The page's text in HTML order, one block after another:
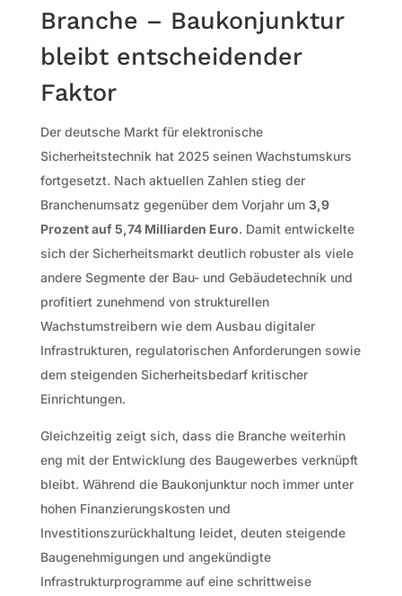
Branche – Baukonjunktur
bleibt entscheidender
Faktor
Der deutsche Markt für elektronische
Sicherheitstechnik hat 2025 seinen Wachstumskurs
fortgesetzt. Nach aktuellen Zahlen stieg der
Branchenumsatz gegenüber dem Vorjahr um 3,9
Prozent auf 5,74 Milliarden Euro. Damit entwickelte
sich der Sicherheitsmarkt deutlich robuster als viele
andere Segmente der Bau- und Gebäudetechnik und
profitiert zunehmend von strukturellen
Wachstumstreibern wie dem Ausbau digitaler
Infrastrukturen, regulatorischen Anforderungen sowie
dem steigenden Sicherheitsbedarf kritischer
Einrichtungen.
Gleichzeitig zeigt sich, dass die Branche weiterhin
eng mit der Entwicklung des Baugewerbes verknüpft
bleibt. Während die Baukonjunktur noch immer unter
hohen Finanzierungskosten und
Investitionszurückhaltung leidet, deuten steigende
Baugenehmigungen und angekündigte
Infrastrukturprogramme auf eine schrittweise